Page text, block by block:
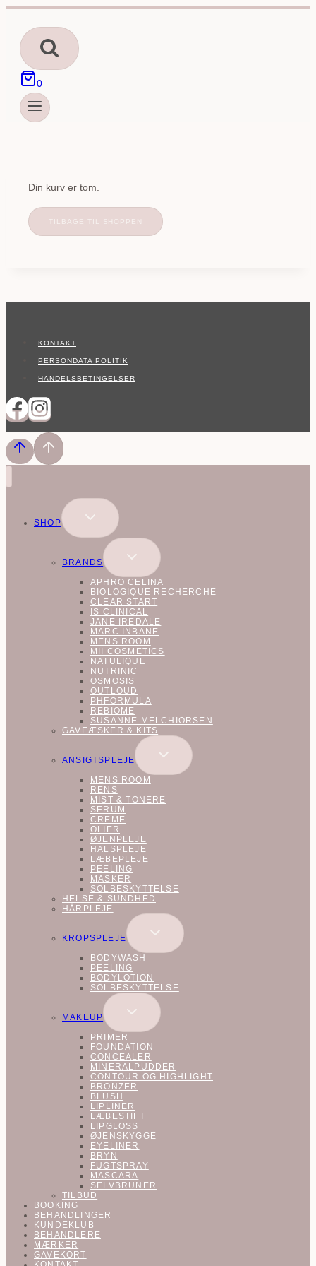
0
Din kurv er tom.
TILBAGE TIL SHOPPEN
KONTAKT
PERSONDATA POLITIK
HANDELSBETINGELSER
SHOP
SKIFT
UNDERMENU
BRANDS
SKIFT
UNDERMENU
APHRO CELINA
BIOLOGIQUE RECHERCHE
CLEAR START
IS CLINICAL
JANE IREDALE
MARC INBANE
MENS ROOM
MII COSMETICS
NATULIQUE
NUTRINIC
OSMOSIS
OUTLOUD
PHFORMULA
REBIOME
SUSANNE MELCHIORSEN
GAVEÆSKER & KITS
ANSIGTSPLEJE
SKIFT
UNDERMENU
MENS ROOM
RENS
MIST & TONERE
SERUM
CREME
OLIER
ØJENPLEJE
HALSPLEJE
LÆBEPLEJE
PEELING
MASKER
SOLBESKYTTELSE
HELSE & SUNDHED
HÅRPLEJE
KROPSPLEJE
SKIFT
UNDERMENU
BODYWASH
PEELING
BODYLOTION
SOLBESKYTTELSE
MAKEUP
SKIFT
UNDERMENU
PRIMER
FOUNDATION
CONCEALER
MINERALPUDDER
CONTOUR OG HIGHLIGHT
BRONZER
BLUSH
LIPLINER
LÆBESTIFT
LIPGLOSS
ØJENSKYGGE
EYELINER
BRYN
FUGTSPRAY
MASCARA
SELVBRUNER
TILBUD
BOOKING
BEHANDLINGER
KUNDEKLUB
BEHANDLERE
MÆRKER
GAVEKORT